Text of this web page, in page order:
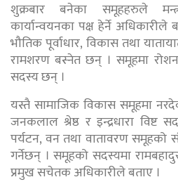
शुक्रबार बनेका समूहहरुले
कार्यान्वयनका पक्ष हेर्ने
भौतिक पूर्वाधार, विकास तथा
रामशरण बस्नेत छन् । समूहमा रोशन
सदस्य छन् ।
यस्तै सामाजिक विकास समूहमा
जनकलाल श्रेष्ठ र इन्द्रधारा विष्ट
पर्यटन, वन तथा वातावरण
गर्नेछन् । समूहको सदस्यमा
प्रमुख सचेतक अधिकारीले बताए ।